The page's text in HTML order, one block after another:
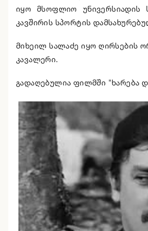
იყო მსოფლიო უნივერსიადის
კავშირის სპორტის
მიხეილ სალაძე იყო ღირსების
კავალერი.
გადაღებულია ფილმში "ხარება